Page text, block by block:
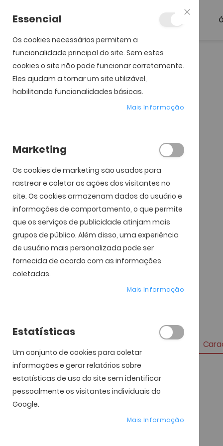
Início Lente Oakley Radar EV Path
Saltar para o final da
Galeria de imagens
Saltar para o início da
Galeria de imagens
informação
Referência
Marca
Altura da Lente
Essencial
Os cookies necessários permitem a
funcionalidade principal do site. Sem estes
cookies o site não pode funcionar corretamente.
Eles ajudam a tornar um site utilizável,
habilitando funcionalidades básicas.
Mais Informação
Marketing
Os cookies de marketing são usados ​​para
rastrear e coletar as ações dos visitantes no
site. Os cookies armazenam dados do usuário e
informações de comportamento, o que permite
que os serviços de publicidade atinjam mais
grupos de público. Além disso, uma experiência
de usuário mais personalizada pode ser
fornecida de acordo com as informações
coletadas.
Mais Informação
Estatísticas
Um conjunto de cookies para coletar
informações e gerar relatórios sobre
estatísticas de uso do site sem identificar
pessoalmente os visitantes individuais do
Google.
Mais Informação